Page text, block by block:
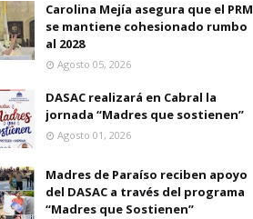
Carolina Mejía asegura que el PRM
se mantiene cohesionado rumbo
al 2028
Agosto 05, 2026
DASAC realizará en Cabral la
jornada “Madres que sostienen”
Agosto 01, 2026
Madres de Paraíso reciben apoyo
del DASAC a través del programa
“Madres que Sostienen”